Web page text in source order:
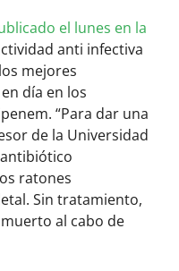
el lunes en la
anti infectiva
mejores
día en los
“Para dar una
de la Universidad
ratones
Sin tratamiento,
al cabo de